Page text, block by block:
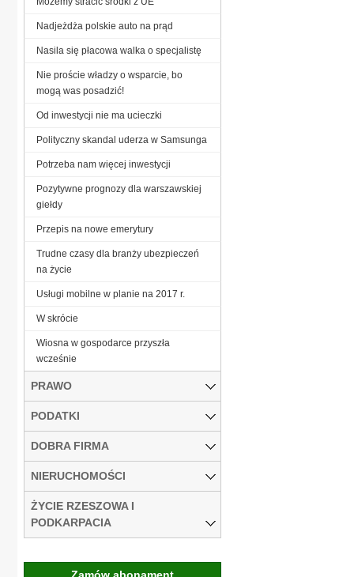
Nadjeżdża polskie auto na prąd
Nasila się płacowa walka o specjalistę
Nie proście władzy o wsparcie, bo
mogą was posadzić!
Od inwestycji nie ma ucieczki
Polityczny skandal uderza w Samsunga
Potrzeba nam więcej inwestycji
Pozytywne prognozy dla warszawskiej
giełdy
Przepis na nowe emerytury
Trudne czasy dla branży ubezpieczeń
na życie
Usługi mobilne w planie na 2017 r.
W skrócie
Wiosna w gospodarce przyszła
wcześnie
PRAWO
PODATKI
DOBRA FIRMA
NIERUCHOMOŚCI
ŻYCIE RZESZOWA I
PODKARPACIA
Zamów abonament